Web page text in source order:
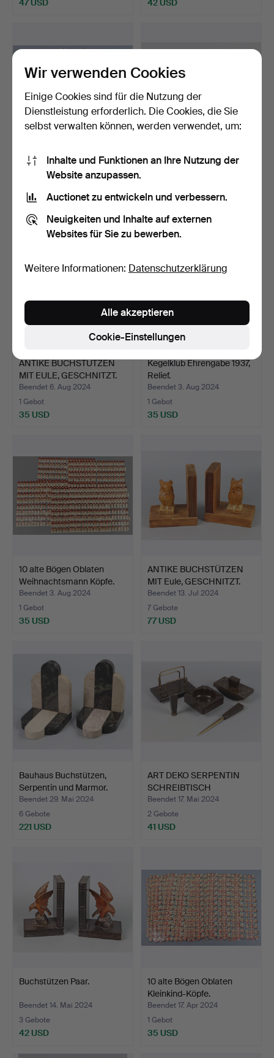
47 USD 42 USD
10 alte Bögen Oblaten
Kleinkind-Köpfe.
Beendet 22. Aug 2024
1 Gebot
DESIGNER
5 Gebote
ANTIKE BUCHSTÜTZEN
MIT EULE, GESCHNITZT.
Beendet 6. Aug 2024
1 Gebot
35 USD
Kegelklub Ehrengabe 1937,
Relief.
Beendet 3. Aug 2024
1 Gebot
35 USD
10 alte Bögen Oblaten
Weihnachtsmann Köpfe.
Beendet 3. Aug 2024
1 Gebot
35 USD
ANTIKE BUCHSTÜTZEN
MIT Eule, GESCHNITZT.
Beendet 13. Jul 2024
7 Gebote
77 USD
Bauhaus Buchstützen,
Serpentin und Marmor.
Beendet 29. Mai 2024
6 Gebote
221 USD
ART DEKO SERPENTIN
SCHREIBTISCH
GARNITUR.
Beendet 17. Mai 2024
2 Gebote
41 USD
Buchstützen Paar.
Beendet 14. Mai 2024
3 Gebote
42 USD
10 alte Bögen Oblaten
Kleinkind-Köpfe.
Beendet 17. Apr 2024
1 Gebot
35 USD
Wir verwenden Cookies
Einige Cookies sind für die Nutzung der
Dienstleistung erforderlich. Die Cookies, die Sie
selbst verwalten können, werden verwendet, um:
Inhalte und Funktionen an Ihre Nutzung der
Website anzupassen.
Auctionet zu entwickeln und verbessern.
Neuigkeiten und Inhalte auf externen
Websites für Sie zu bewerben.
Weitere Informationen: Datenschutzerklärung
Cookie-Einstellungen
Alle akzeptieren